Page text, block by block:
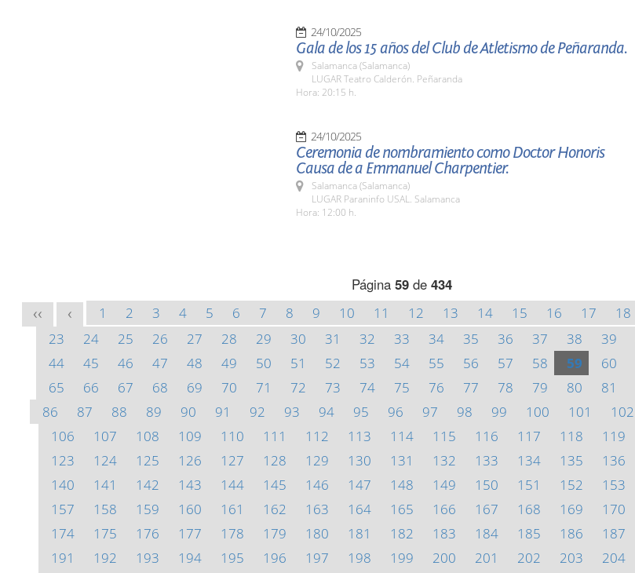
24/10/2025
Gala de los 15 años del Club de Atletismo de Peñaranda.
Salamanca (Salamanca)
LUGAR Teatro Calderón. Peñaranda
Hora: 20:15 h.
24/10/2025
Ceremonia de nombramiento como Doctor Honoris
Causa de a Emmanuel Charpentier.
Salamanca (Salamanca)
LUGAR Paraninfo USAL. Salamanca
Hora: 12:00 h.
Página 59 de 434
<< < 1 2 3 4 5 6 7 8 9 10 11 12 13 14 15 16 17 18
23
24 25 26 27 28 29 30 31 32 33 34 35 36 37 38 39
44
45 46 47 48 49 50 51 52 53 54 55 56 57 58 59 60
65
66 67 68 69 70 71 72 73 74 75 76 77 78 79 80 81
86
87 88 89 90 91 92 93 94 95 96 97 98 99 100 101 102
106
107 108 109 110 111 112 113 114 115 116 117 118 119
123
124 125 126 127 128 129 130 131 132 133 134 135 136
140
141 142 143 144 145 146 147 148 149 150 151 152 153
157
158 159 160 161 162 163 164 165 166 167 168 169 170
174
175 176 177 178 179 180 181 182 183 184 185 186 187
191
192 193 194 195 196 197 198 199 200 201 202 203 204